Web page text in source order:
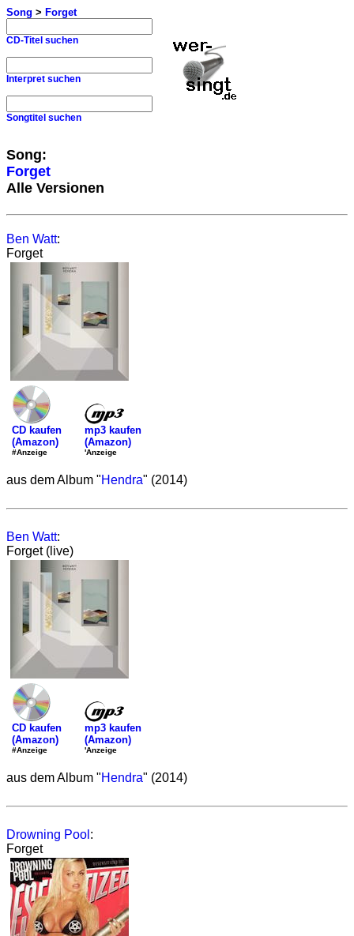
Song > Forget
CD-Titel suchen
Interpret suchen
Songtitel suchen
Song:
Forget
Alle Versionen
Ben Watt:
Forget
CD kaufen
(Amazon)
#Anzeige
mp3 kaufen
(Amazon)
'Anzeige
aus dem Album "Hendra" (2014)
Ben Watt:
Forget (live)
CD kaufen
(Amazon)
#Anzeige
mp3 kaufen
(Amazon)
'Anzeige
aus dem Album "Hendra" (2014)
Drowning Pool :
Forget